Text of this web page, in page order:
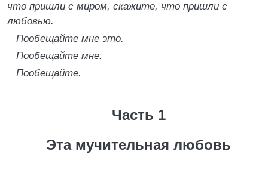
что пришли с миром, скажите, что пришли с
любовью.
Пообещайте мне это.
Пообещайте мне.
Пообещайте.
Часть 1
Эта мучительная любовь